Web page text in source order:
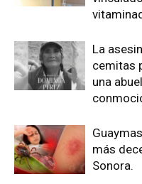
La
cemitas
una
más
Sonora.